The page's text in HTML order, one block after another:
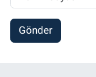
Gönder